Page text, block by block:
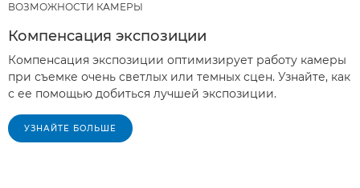
ВОЗМОЖНОСТИ КАМЕРЫ
Компенсация экспозиции
Компенсация экспозиции оптимизирует работу камеры
при съемке очень светлых или темных сцен. Узнайте, как
с ее помощью добиться лучшей экспозиции.
УЗНАЙТЕ БОЛЬШЕ